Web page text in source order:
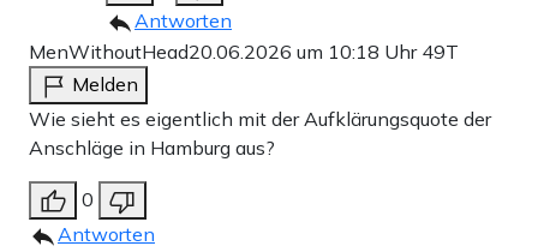
Antworten
MenWithoutHead20.06.2026 um 10:18 Uhr 49T
Melden
Wie sieht es eigentlich mit der Aufklärungsquote der
Anschläge in Hamburg aus?
0
Antworten